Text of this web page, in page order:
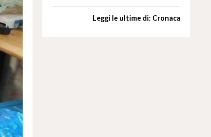
Leggi le ultime di: Cronaca